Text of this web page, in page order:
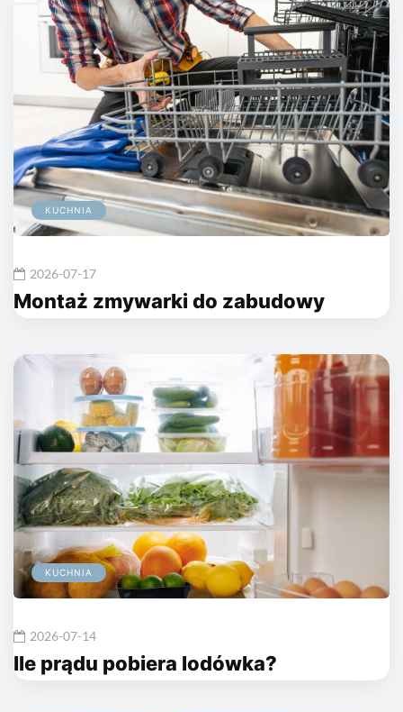
KUCHNIA
2026-07-17
Montaż zmywarki do zabudowy
KUCHNIA
2026-07-14
Ile prądu pobiera lodówka?